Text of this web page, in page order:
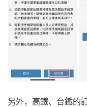
另外，高鐵、台鐵的